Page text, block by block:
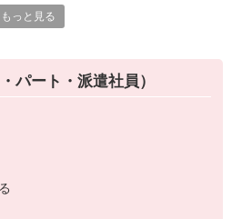
環境など・・・
さい◎
グ
理
ら医療業界デビューできちゃいます
もっと見る
パート・派遣社員）